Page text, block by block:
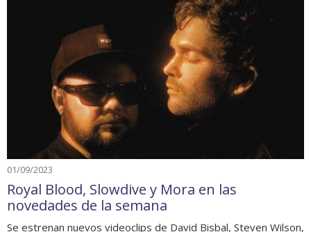
01/09/2023
Royal Blood, Slowdive y Mora en las
novedades de la semana
Se estrenan nuevos videoclips de David Bisbal, Steven Wilson,